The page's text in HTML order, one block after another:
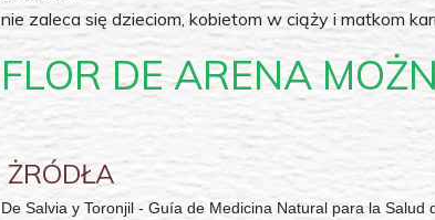
nie zaleca się dzieciom, kobietom w ciąży i matkom
FLOR DE ARENA
ŻRÓDŁA
De Salvia y Toronjil - Guía de Medicina Natural para la Salud